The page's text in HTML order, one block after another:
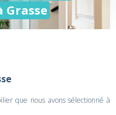
que nous avons sélectionné à